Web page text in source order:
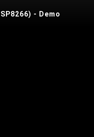
- Demo